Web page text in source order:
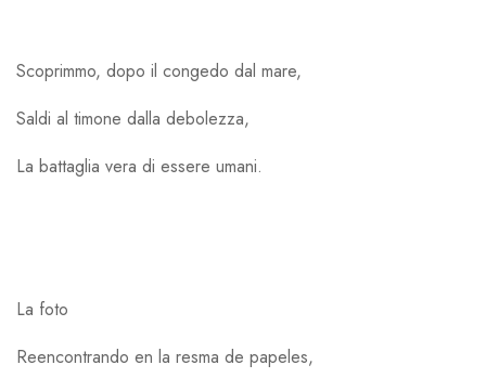
Scoprimmo, dopo il congedo dal mare,
Saldi al timone dalla debolezza,
La battaglia vera di essere umani.
La foto
Reencontrando en la resma de papeles,